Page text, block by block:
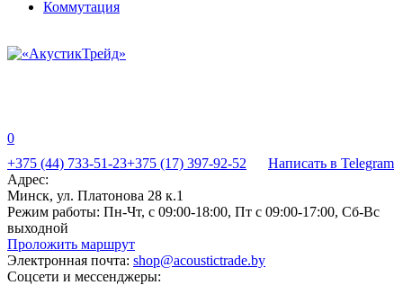
Коммутация
0
+375 (44) 733-51-23+375 (17) 397-92-52
Написать в Telegram
Адрес:
Минск, ул. Платонова 28 к.1
Режим работы: Пн-Чт, с 09:00-18:00, Пт с 09:00-17:00, Сб-Вс
выходной
Проложить маршрут
Электронная почта: shop@acoustictrade.by
Соцсети и мессенджеры: